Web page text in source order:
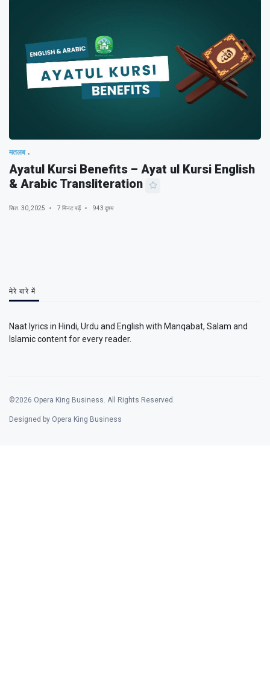
मतलब
Ayatul Kursi Benefits – Ayat ul Kursi English
& Arabic Transliteration
सित. 30, 2025 7 मिनट पढ़ें 943 दृश्य
मेरे बारे में
Naat lyrics in Hindi, Urdu and English with Manqabat, Salam and
Islamic content for every reader.
©2026 Opera King Business. All Rights Reserved.
Designed by Opera King Business